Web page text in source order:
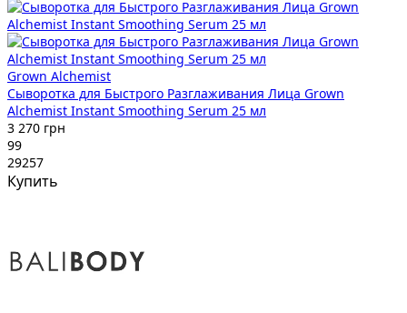
Grown Alchemist
Сыворотка для Быстрого Разглаживания Лица Grown
Alchemist Instant Smoothing Serum 25 мл
3 270 грн
99
29257
Купить